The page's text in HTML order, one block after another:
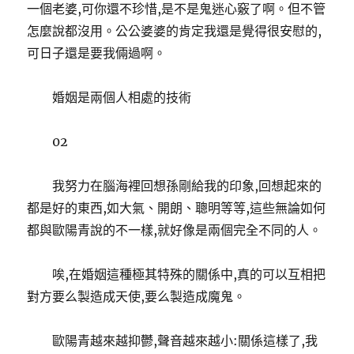
一個老婆,可你還不珍惜,是不是鬼迷心竅了啊。但不管
怎麼說都沒用。公公婆婆的肯定我還是覺得很安慰的,
可日子還是要我倆過啊。
婚姻是兩個人相處的技術
02
我努力在腦海裡回想孫剛給我的印象,回想起來的
都是好的東西,如大氣、開朗、聰明等等,這些無論如何
都與歐陽青說的不一樣,就好像是兩個完全不同的人。
唉,在婚姻這種極其特殊的關係中,真的可以互相把
對方要么製造成天使,要么製造成魔鬼。
歐陽青越來越抑鬱,聲音越來越小:關係這樣了,我